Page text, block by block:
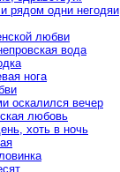
рядом одни негодяи
любви
вода
нога
оскалился вечер
любовь
хоть в ночь